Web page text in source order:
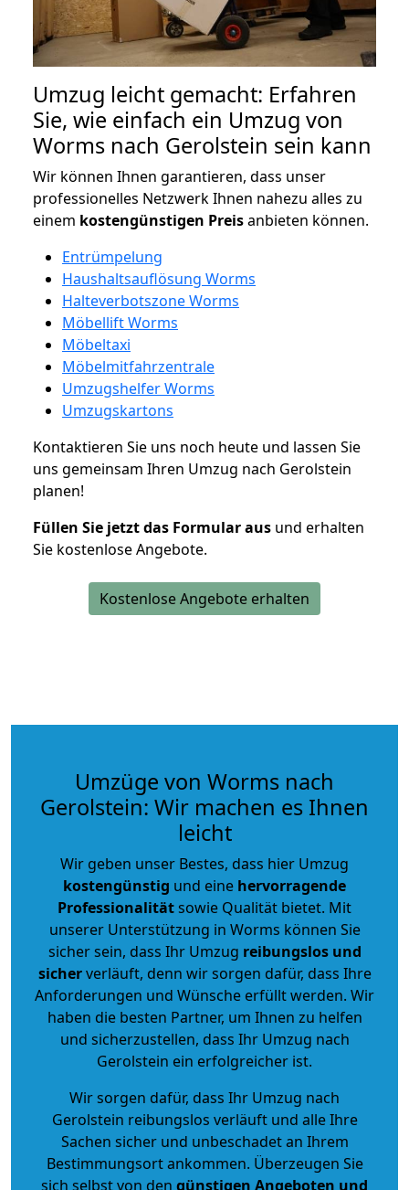
Umzug leicht gemacht: Erfahren
Sie, wie einfach ein Umzug von
Worms nach Gerolstein sein kann
Wir können Ihnen garantieren, dass unser
professionelles Netzwerk Ihnen nahezu alles zu
einem kostengünstigen Preisanbieten können.
Entrümpelung
Haushaltsauflösung Worms
Halteverbotszone Worms
Möbellift Worms
Möbeltaxi
Möbelmitfahrzentrale
Umzugshelfer Worms
Umzugskartons
Kontaktieren Sie uns noch heute und lassen Sie
uns gemeinsam Ihren Umzug nach Gerolstein
planen!
Füllen Sie jetzt das Formular aus und erhalten
Sie kostenlose Angebote.
Kostenlose Angebote erhalten
Umzüge von Worms nach
Gerolstein: Wir machen es Ihnen
leicht
Wir geben unser Bestes, dass hier Umzug
kostengünstig und eine hervorragende
Professionalitätsowie Qualität bietet. Mit
unserer Unterstützung in Worms können Sie
sicher sein, dass Ihr Umzug reibungslos und
sicherverläuft, denn wir sorgen dafür, dass Ihre
Anforderungen und Wünsche erfüllt werden. Wir
haben die besten Partner, um Ihnen zu helfen
und sicherzustellen, dass Ihr Umzug nach
Gerolstein ein erfolgreicher ist.
Wir sorgen dafür, dass Ihr Umzug nach
Gerolstein reibungslos verläuft und alle Ihre
Sachen sicher und unbeschadet an Ihrem
Bestimmungsort ankommen. Überzeugen Sie
sich selbst von den günstigen Angeboten und